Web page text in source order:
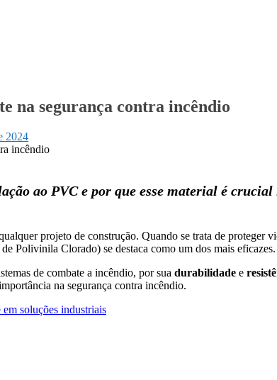
na segurança contra incêndio
2024
ao PVC e por que esse material é
projeto de construção. Quando se trata de proteger
Polivinila Clorado) se destaca como um dos mais eficazes.
de combate a incêndio, por sua durabilidade e
na segurança contra incêndio.
soluções industriais